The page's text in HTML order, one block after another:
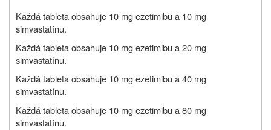
Každá tableta obsahuje 10 mg ezetimibu a 10 mg
simvastatínu.
Každá tableta obsahuje 10 mg ezetimibu a 20 mg
simvastatínu.
Každá tableta obsahuje 10 mg ezetimibu a 40 mg
simvastatínu.
Každá tableta obsahuje 10 mg ezetimibu a 80 mg
simvastatínu.